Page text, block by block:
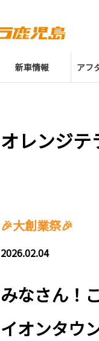
新車情報 アフ
オレンジ
🎉大創業祭🎉
2026.02.04
みなさん！
イオンタウ